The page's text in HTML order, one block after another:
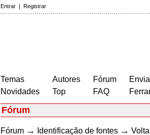
Entrar | Registrar
Temas
Novidades
Autores
Top
Fórum
FAQ
Fórum
Fórum → Identificação de fontes →